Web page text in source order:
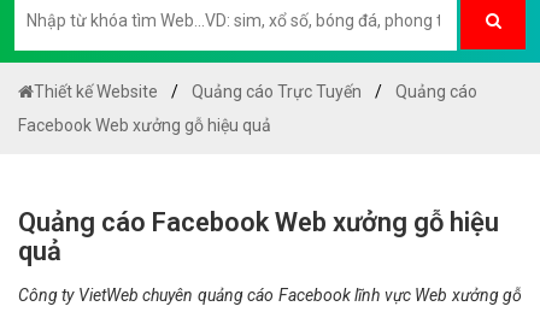
Thiết kế Website Quảng cáo Trực Tuyến
Quảng cáo
Facebook Web xưởng gỗ hiệu quả
Quảng cáo Facebook Web xưởng gỗ hiệu
quả
Công ty VietWeb chuyên quảng cáo Facebook lĩnh vực Web xưởng gỗ